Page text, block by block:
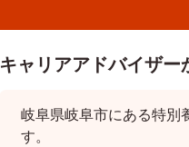
キャリアアドバイザー
岐阜県岐阜市にある特別
す。